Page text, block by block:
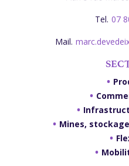
Tel. 07
Mail.
Mines,